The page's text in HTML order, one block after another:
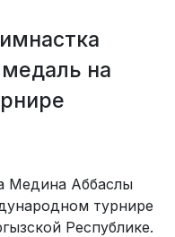
на
Медина Аббаслы
турнире
Республике.